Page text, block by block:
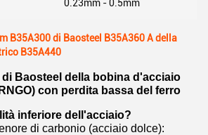
0.23mm - 0.5mm
B35A300 di Baosteel B35A360 A della
B35A440
Baosteel della bobina d'acciaio
con perdita bassa del ferro
inferiore dell'acciaio?
di carbonio (acciaio dolce):